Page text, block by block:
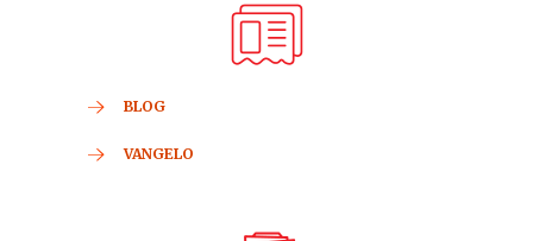
BLOG
VANGELO